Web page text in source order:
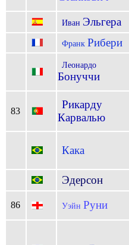
Иван Эльгера
Франк Рибери
Леонардо
Бонуччи
83
Рикарду
Карвалью
Кака
Эдерсон
86 Уэйн Руни